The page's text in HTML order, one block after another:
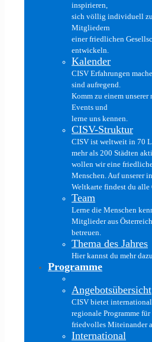
inspirieren,
sich völlig individuell
Mitgliedern
einer friedlichen
entwickeln.
Kalender
CISV Erfahrungen
sind aufregend.
Komm zu einem unserer
Events und
lerne uns kennen.
CISV-Struktur
CISV ist weltweit in 70
mehr als 200 Städten
wollen wir eine
Menschen. Auf unserer
Weltkarte findest du alle
Team
Lerne die Menschen
Mitglieder aus
betreuen.
Thema des Jahres
Hier kannst du mehr
Programme
Angebotsübersicht
CISV bietet
regionale Programme
friedvolles Miteinander
International